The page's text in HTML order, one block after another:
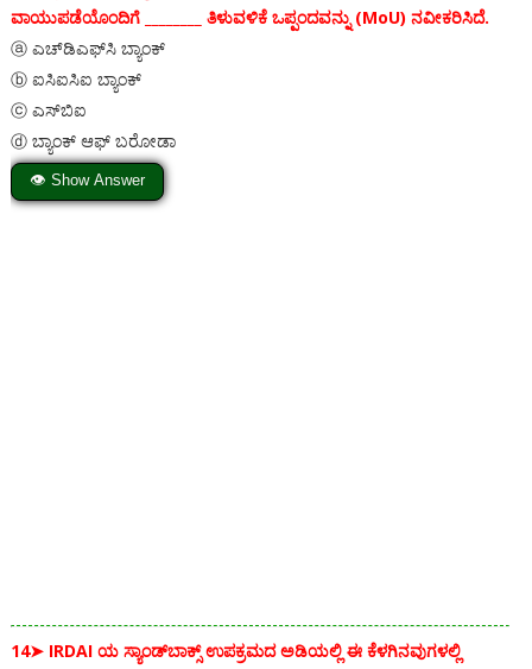
ವಾಯುಪಡೆಯೊಂದಿಗೆ ________ ತಿಳುವಳಿಕೆ ಒಪ್ಪಂದವನ್ನು (MoU) ನವೀಕರಿಸಿದೆ.
ⓐ ಎಚ್‌ಡಿಎಫ್‌ಸಿ ಬ್ಯಾಂಕ್
ⓑ ಐಸಿಐಸಿಐ ಬ್ಯಾಂಕ್
ⓒ ಎಸ್‌ಬಿಐ
ⓓ ಬ್ಯಾಂಕ್ ಆಫ್ ಬರೋಡಾ
👁 Show Answer
14➤ IRDAI ಯ ಸ್ಯಾಂಡ್‌ಬಾಕ್ಸ್ ಉಪಕ್ರಮದ ಅಡಿಯಲ್ಲಿ ಈ ಕೆಳಗಿನವುಗಳಲ್ಲಿ